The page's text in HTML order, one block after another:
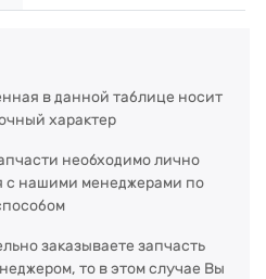
в данной таблице носит
характер
необходимо лично
с нашими менеджерами по
заказываете запчасть
то в этом случае Вы